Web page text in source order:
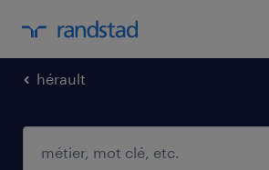
hérault